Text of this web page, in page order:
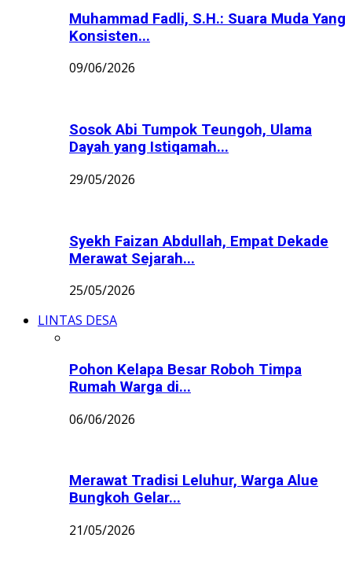
Muhammad Fadli, S.H.: Suara Muda Yang
Konsisten...
09/06/2026
Sosok Abi Tumpok Teungoh, Ulama
Dayah yang Istiqamah...
29/05/2026
Syekh Faizan Abdullah, Empat Dekade
Merawat Sejarah...
25/05/2026
LINTAS DESA
Pohon Kelapa Besar Roboh Timpa
Rumah Warga di...
06/06/2026
Merawat Tradisi Leluhur, Warga Alue
Bungkoh Gelar...
21/05/2026